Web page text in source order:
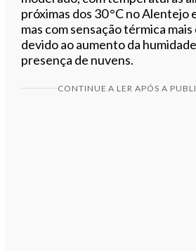
próximas dos 30 °C no Alentejo
mas com sensação térmica
devido ao aumento da
presença de nuvens.
CONTINUE A LER APÓS A